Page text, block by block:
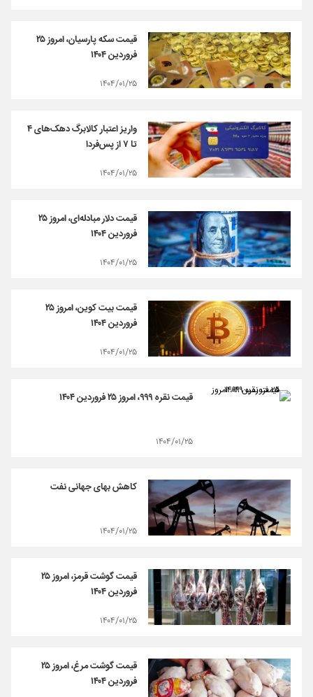
قیمت سکه پارسیان، امروز ۲۵
فروردین ۱۴۰۴
۱۴۰۴/۰۱/۲۵
واریز اعتبار کالابرگ دهک‌های ۴
تا ۷ از پس‌فردا
۱۴۰۴/۰۱/۲۵
قیمت دلار مبادله‌ای، امروز ۲۵
فروردین ۱۴۰۴
۱۴۰۴/۰۱/۲۵
قیمت بیت کوین، امروز ۲۵
فروردین ۱۴۰۴
۱۴۰۴/۰۱/۲۵
قیمت نقره ۹۹۹، امروز ۲۵ فروردین ۱۴۰۴
۱۴۰۴/۰۱/۲۵
کاهش بهای جهانی نفت
۱۴۰۴/۰۱/۲۵
قیمت گوشت قرمز، امروز ۲۵
فروردین ۱۴۰۴
۱۴۰۴/۰۱/۲۵
قیمت گوشت مرغ، امروز ۲۵
فروردین ۱۴۰۴